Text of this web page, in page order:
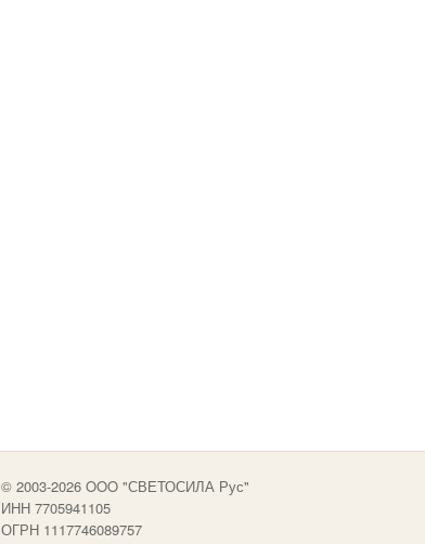
© 2003-2026 OOO "СВЕТОСИЛА Рус"
ИНН 7705941105
ОГРН 1117746089757